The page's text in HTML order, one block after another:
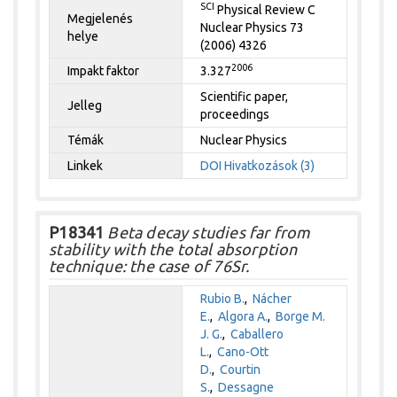
Megjelenés
helye
SCI Physical Review C
Nuclear Physics 73
(2006) 4326
Impakt faktor
3.3272006
Jelleg
Scientific paper,
proceedings
Témák
Nuclear Physics
Linkek
DOI Hivatkozások (3)
P18341 Beta decay studies far from
stability with the total absorption
technique: the case of 76Sr.
Rubio B.,Nácher
E.,Algora A.,Borge M.
J. G.,Caballero
L.,Cano-Ott
D.,Courtin
S.,Dessagne